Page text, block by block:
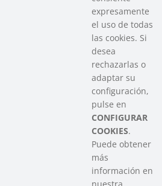
Contacto
Iparraguirre, 9 lonja –
946 569 230
Colabora
expresamente
el uso de todas
las cookies. Si
desea
rechazarlas o
adaptar su
configuración,
pulse en
CONFIGURAR
COOKIES.
Puede obtener
más
información en